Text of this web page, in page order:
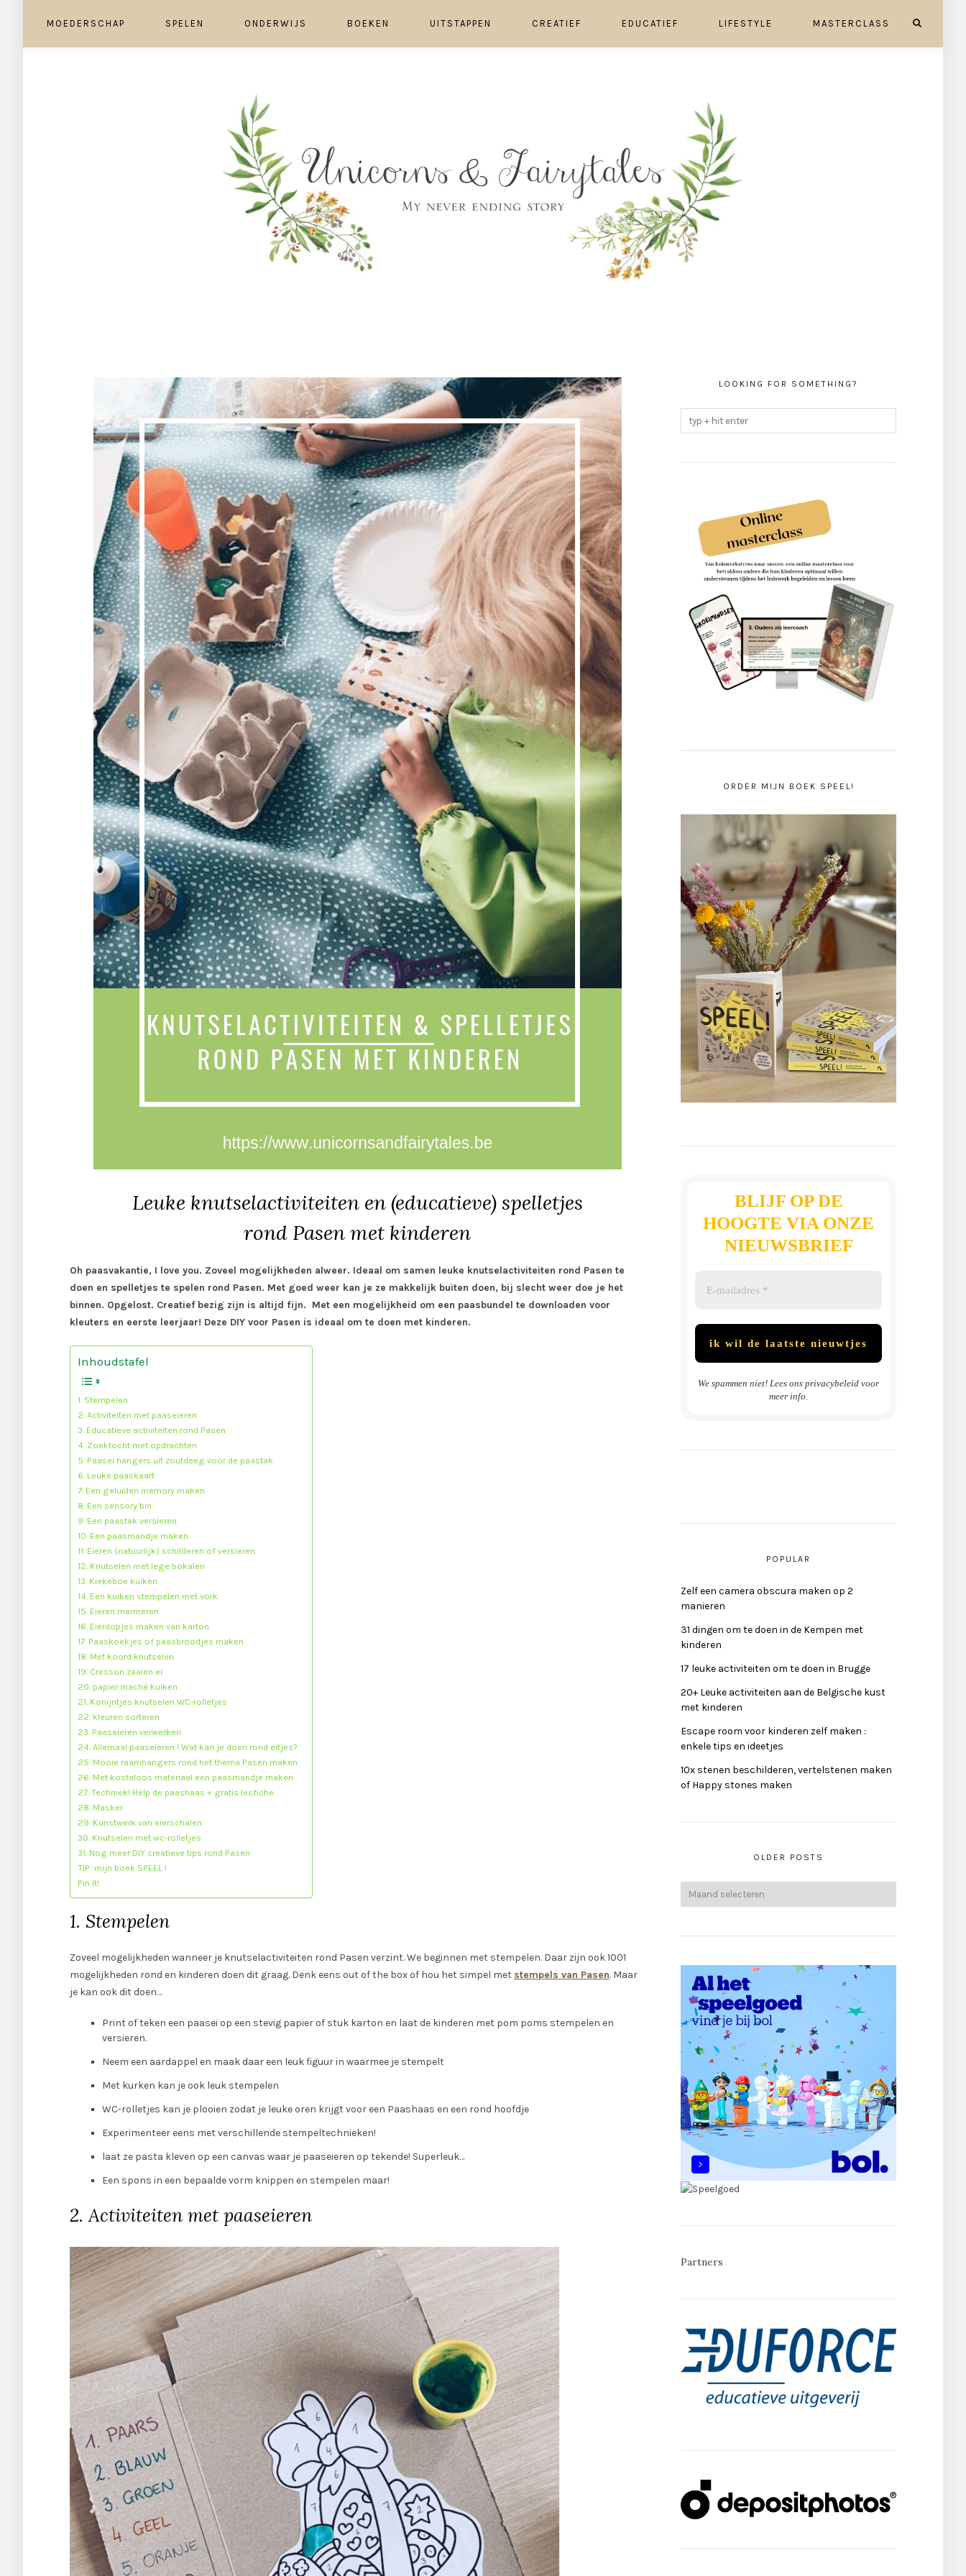
MOEDERSCHAP SPELEN ONDERWIJS BOEKEN UITSTAPPEN CREATIEF EDUCATIEF LIFESTYLE MASTERCLASS
Leuke knutselactiviteiten en (educatieve) spelletjes
rond Pasen met kinderen
Oh paasvakantie, I love you. Zoveel mogelijkheden alweer. Ideaal om samen leuke knutselactiviteiten rond Pasen te
doen en spelletjes te spelen rond Pasen. Met goed weer kan je ze makkelijk buiten doen, bij slecht weer doe je het
binnen. Opgelost. Creatief bezig zijn is altijd fijn. Met een mogelijkheid om een paasbundel te downloaden voor
kleuters en eerste leerjaar! Deze DIY voor Pasen is ideaal om te doen met kinderen.
Inhoudstafel
1. Stempelen
2. Activiteiten met paaseieren
3. Educatieve activiteiten rond Pasen
4. Zoektocht met opdrachten
5. Paasei hangers uit zoutdeeg voor de paastak
6. Leuke paaskaart
7. Een geluiden memory maken
8. Een sensory bin
9. Een paastak versieren
10. Een paasmandje maken
11. Eieren (natuurlijk) schilderen of versieren
12. Knutselen met lege bokalen
13. Kiekeboe kuiken
14. Een kuiken stempelen met vork
15. Eieren marmeren
16. Eierdopjes maken van karton
17. Paaskoekjes of paasbroodjes maken
18. Met koord knutselen
19. Cresson zaaien ei
20. papier maché kuiken
21. Konijntjes knutselen WC-rolletjes
22. kleuren sorteren
23. Paaseieren verwerken
24. Allemaal paaseieren ! Wat kan je doen rond eitjes?
25. Mooie raamhangers rond het thema Pasen maken
26. Met kosteloos materiaal een paasmandje maken
27. Techniek! Help de paashaas + gratis lesfiche
28. Masker
29. Kunstwerk van eierschalen
30. Knutselen met wc-rolletjes
31. Nog meer DIY creatieve tips rond Pasen
TIP: mijn boek SPEEL !
Pin it!
1. Stempelen
Zoveel mogelijkheden wanneer je knutselactiviteiten rond Pasen verzint. We beginnen met stempelen. Daar zijn ook 1001
mogelijkheden rond en kinderen doen dit graag. Denk eens out of the box of hou het simpel met stempels van Pasen. Maar
je kan ook dit doen…
Print of teken een paasei op een stevig papier of stuk karton en laat de kinderen met pom poms stempelen en
versieren.
Neem een aardappel en maak daar een leuk figuur in waarmee je stempelt
Met kurken kan je ook leuk stempelen
WC-rolletjes kan je plooien zodat je leuke oren krijgt voor een Paashaas en een rond hoofdje
Experimenteer eens met verschillende stempeltechnieken!
laat ze pasta kleven op een canvas waar je paaseieren op tekende! Superleuk…
Een spons in een bepaalde vorm knippen en stempelen maar!
2. Activiteiten met paaseieren
LOOKING FOR SOMETHING?
ORDER MIJN BOEK SPEEL!
BLIJF OP DE
HOOGTE VIA ONZE
NIEUWSBRIEF
We spammen niet! Lees ons privacybeleid voor
meer info.
POPULAR
Zelf een camera obscura maken op 2
manieren
31 dingen om te doen in de Kempen met
kinderen
17 leuke activiteiten om te doen in Brugge
20+ Leuke activiteiten aan de Belgische kust
met kinderen
Escape room voor kinderen zelf maken :
enkele tips en ideetjes
10x stenen beschilderen, vertelstenen maken
of Happy stones maken
OLDER POSTS
Partners